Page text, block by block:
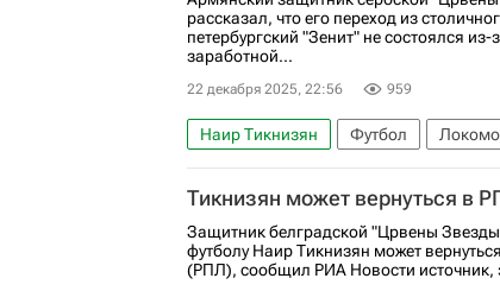
рассказал, что его переход из
петербургский "Зенит" не состоялся
заработной...
22 декабря 2025, 22:56 959
Наир Тикнизян Футбол
РПЛ 2026-2027 (Чемпионат России по
Тикнизян может вернуться в
Защитник белградской "Црвены
футболу Наир Тикнизян может
(РПЛ), сообщил РИА Новости источник,